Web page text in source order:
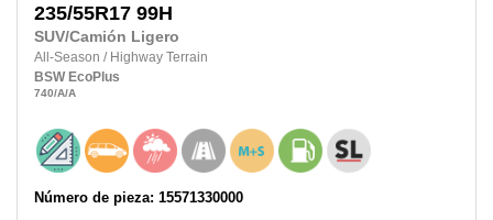
235/55R17 99H
SUV/Camión Ligero
All-Season / Highway Terrain
BSW EcoPlus
740/A/A
Número de pieza: 15571330000